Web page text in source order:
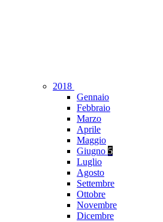
2018
Gennaio
Febbraio
Marzo
Aprile
Maggio
Giugno 5
Luglio
Agosto
Settembre
Ottobre
Novembre
Dicembre